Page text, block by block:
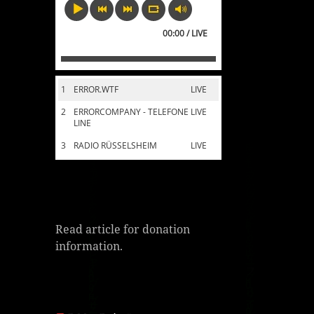
00:00 / LIVE
1 LIVE
ERROR.WTF
2
LIVE
ERRORCOMPANY - TELEFONE
LINE
3
LIVE
RADIO RÜSSELSHEIM
Read article for donation
information.